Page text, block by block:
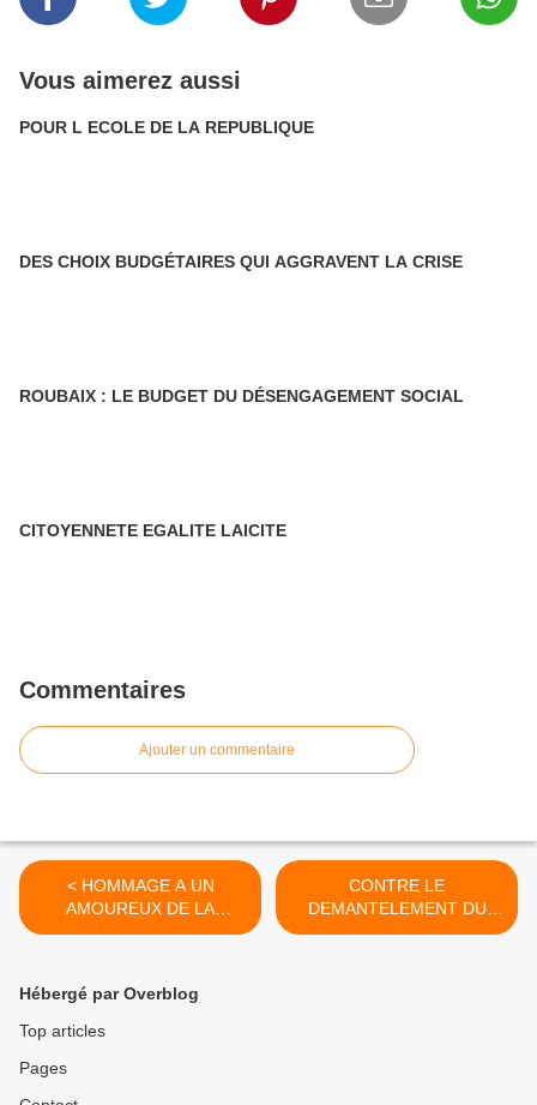
Vous aimerez aussi
POUR L ECOLE DE LA REPUBLIQUE
DES CHOIX BUDGÉTAIRES QUI AGGRAVENT LA CRISE
ROUBAIX : LE BUDGET DU DÉSENGAGEMENT SOCIAL
CITOYENNETE EGALITE LAICITE
Commentaires
Ajouter un commentaire
< HOMMAGE A UN
AMOUREUX DE LA
MEDINA DE TINJA (
CONTRE LE
DEMANTELEMENT DU
SERVICE PUBLIC DE LA
Hébergé par Overblog
Top articles
Pages